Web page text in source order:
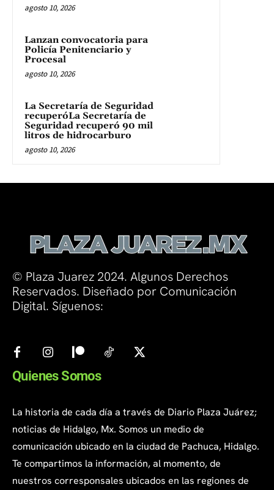
agosto 10, 2026
Lanzan convocatoria para
Policía Penitenciario y
Procesal
agosto 10, 2026
La Secretaría de Seguridad
recuperóLa Secretaría de
Seguridad recuperó 90 mil
litros de hidrocarburo
agosto 10, 2026
© Plaza Juarez 2024. Algunos Derechos
Reservados. Diseñado por Comunicación
Digital. Síguenos:
Quienes Somos
La historia de cada día a través de Diario Plaza Juárez;
noticias de Hidalgo, Mx. Somos un medio de
comunicación ubicado en la ciudad de Pachuca, Hidalgo.
Te compartimos la información, al momento, de
nuestros corresponsales ubicados en las regiones de